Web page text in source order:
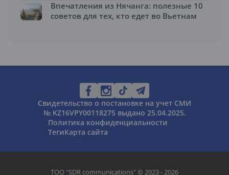
Впечатления из Нячанга: полезные 10
советов для тех, кто едет во Вьетнам
Свидетельство о постановке на учет СМИ
№ KZ16VPY00118275 выдано 25.04.2025.
Политика конфиденциальности
ТегиКарта сайта
ТОО "SDR communications" © 2023 - 2026